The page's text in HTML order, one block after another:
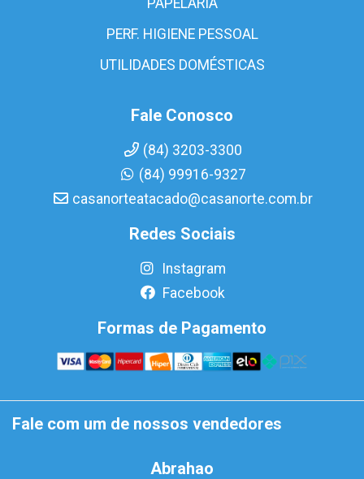
PAPELARIA
PERF. HIGIENE PESSOAL
UTILIDADES DOMÉSTICAS
Fale Conosco
(84) 3203-3300
(84) 99916-9327
casanorteatacado@casanorte.com.br
Redes Sociais
Instagram
Facebook
Formas de Pagamento
Fale com um de nossos vendedores
Abrahao